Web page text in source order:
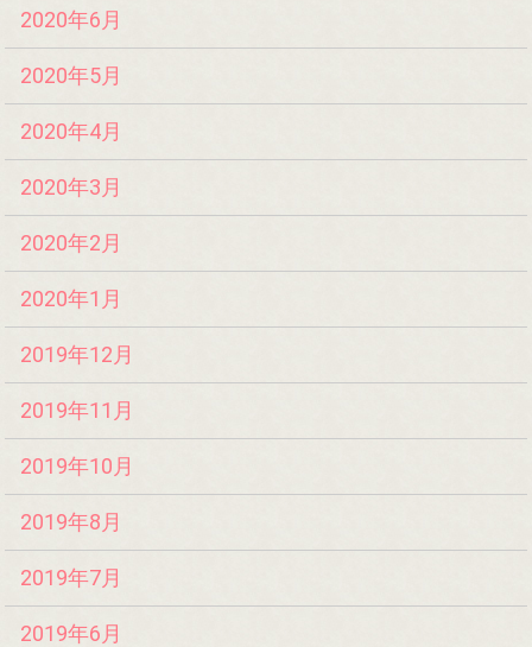
2020年6月
2020年5月
2020年4月
2020年3月
2020年2月
2020年1月
2019年12月
2019年11月
2019年10月
2019年8月
2019年7月
2019年6月